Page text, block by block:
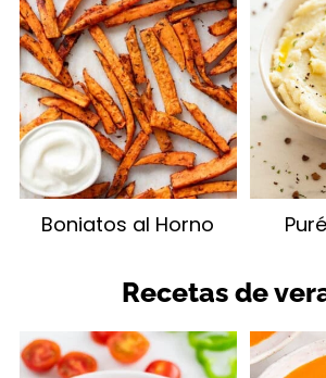
Boniatos al Horno
Recetas de